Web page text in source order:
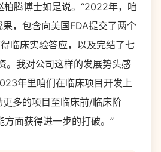
柏腾博士如是说。“2022年，咱
，包含向美国FDA提交了两个
临床实验答应，以及完结了七
。我对公司这样的发展势头感
年里咱们在临床项目开发上
多的项目至临床前/临床阶
面获得进一步的打破。”